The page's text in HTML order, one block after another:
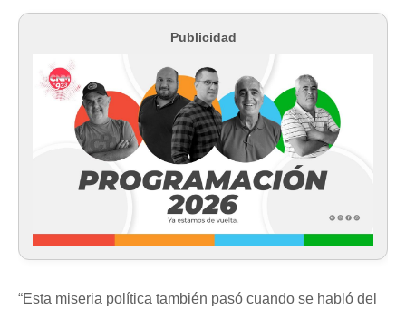
Publicidad
“Esta miseria política también pasó cuando se habló del